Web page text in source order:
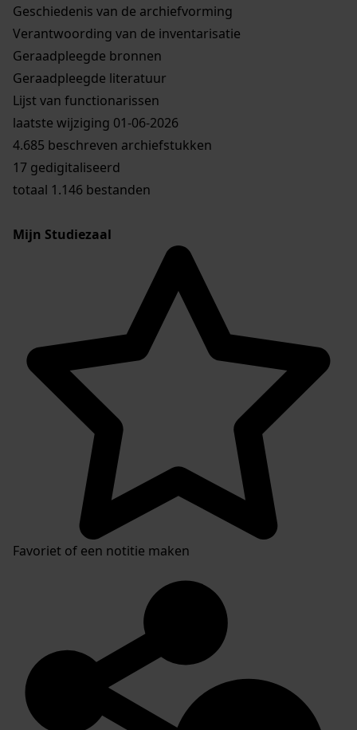
Geschiedenis van de archiefvorming
Verantwoording van de inventarisatie
Geraadpleegde bronnen
Geraadpleegde literatuur
Lijst van functionarissen
laatste wijziging 01-06-2026
4.685 beschreven archiefstukken
17 gedigitaliseerd
totaal 1.146 bestanden
Mijn Studiezaal
Favoriet of een notitie maken